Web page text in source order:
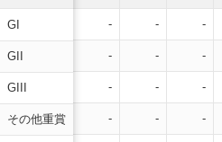
GI
GII
GIII
その他重賞
- - -
- - -
- - -
- - -